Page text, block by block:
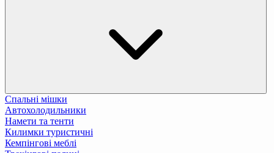
Спальні мішки
Автохолодильники
Намети та тенти
Килимки туристичні
Кемпінгові меблі